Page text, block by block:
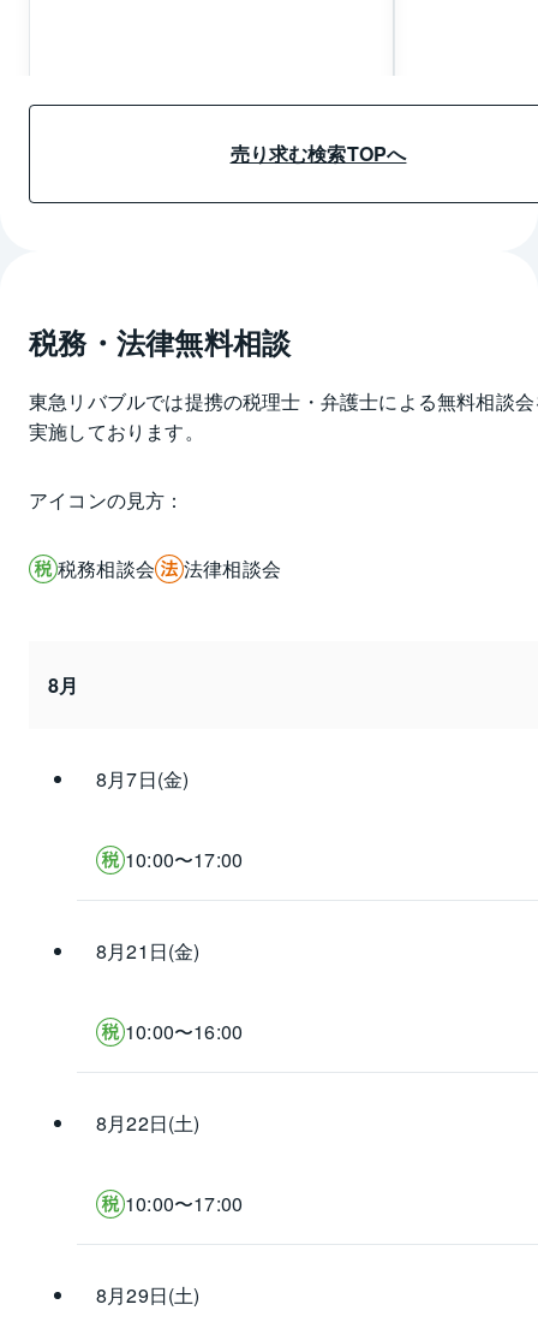
売り求む検索TOPへ
税務・法律無料相談
東急リバブルでは提携の税理士・弁護士による無料相談
実施しております。
アイコンの見方：
税務相談会 法律相談会
8月
8月7日(金)
10:00〜17:00
8月21日(金)
10:00〜16:00
8月22日(土)
10:00〜17:00
8月29日(土)